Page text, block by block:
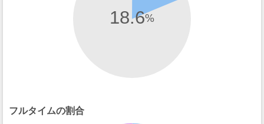
18.6%
フルタイムの割合